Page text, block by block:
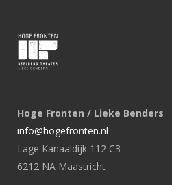
Hoge Fronten / Lieke Benders
info@hogefronten.nl
Lage Kanaaldijk 112 C3
6212 NA Maastricht